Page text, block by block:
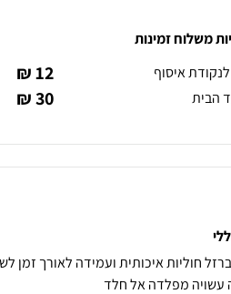
משלוח זמינות
איסוף
12 ₪
הבית 30 ₪